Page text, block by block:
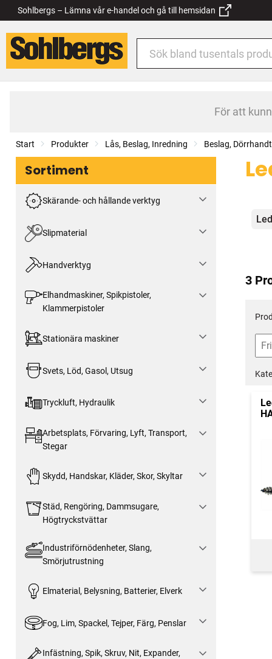
Sohlbergs – Lämna vår e-handel och gå till hemsidan
För att
Start Produkter Lås, Beslag, Inredning Beslag,
Sortiment
Skärande- och hållande verktyg
Slipmaterial
Handverktyg
Elhandmaskiner, Spikpistoler,
Klammerpistoler
Stationära maskiner
Svets, Löd, Gasol, Utsug
Tryckluft, Hydraulik
Arbetsplats, Förvaring, Lyft, Transport,
Stegar
Skydd, Handskar, Kläder, Skor, Skyltar
Städ, Rengöring, Dammsugare,
Högtryckstvättar
Industriförnödenheter, Slang,
Smörjutrustning
Elmaterial, Belysning, Batterier, Elverk
Fog, Lim, Spackel, Tejper, Färg, Penslar
Infästning, Spik, Skruv, Nit, Expander,
3